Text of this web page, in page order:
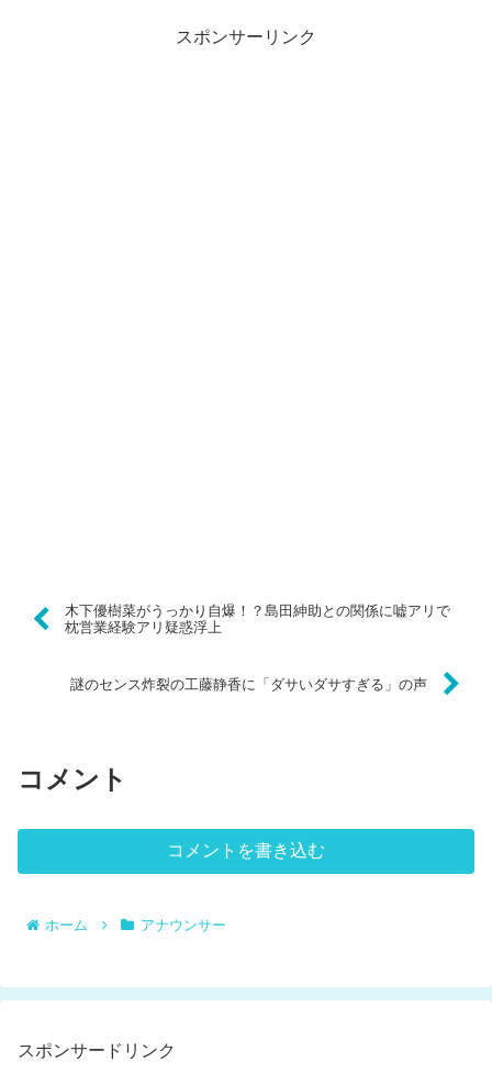
スポンサーリンク
木下優樹菜がうっかり自爆！？島田紳助との関係に嘘アリで
枕営業経験アリ疑惑浮上
謎のセンス炸裂の工藤静香に「ダサいダサすぎる」の声
コメント
コメントを書き込む
ホーム アナウンサー
スポンサードリンク